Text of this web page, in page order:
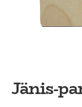
Jänis-